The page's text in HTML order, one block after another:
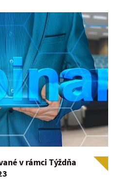
v rámci Týždňa